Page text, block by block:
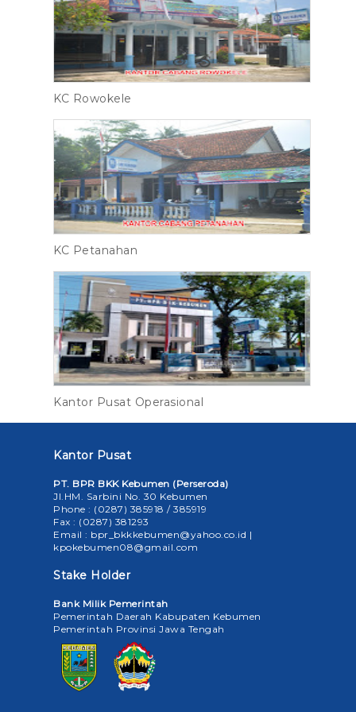
KC Rowokele
KC Petanahan
Kantor Pusat Operasional
Kantor Pusat
PT. BPR BKK Kebumen (Perseroda)
Jl.HM. Sarbini No. 30 Kebumen
Phone : (0287) 385918 / 385919
Fax : (0287) 381293
Email : bpr_bkkkebumen@yahoo.co.id |
kpokebumen08@gmail.com
Stake Holder
Bank Milik Pemerintah
Pemerintah Daerah Kabupaten Kebumen
Pemerintah Provinsi Jawa Tengah